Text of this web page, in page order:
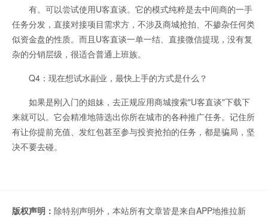
有。可以尝试使用U客直谈。它的模式纯粹是去中间商的一手
任务分发，直接对接项目需求方，不涉及商城抢拍、不掺杂任何类
似资金盘的性质。而且U客直谈一单一结、直接微信提现，没有复
杂的分销层级，很适合普通上班族。
Q4：现在想试水副业，最快上手的方式是什么？
如果是刚入门的姐妹，去正规应用商城搜索"U客直谈"下载下
来就可以。它会精准地筛选出你所在城市的各种推广任务。记住所
有让你提前充值、发红包甚至参与投资抢拍的任务，都是骗局，坚
决不要去碰。
版权声明： 除特别声明外，本站所有文章皆是来自APP地推拉新